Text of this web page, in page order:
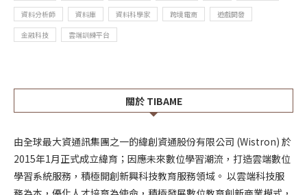
資料分析師
資料庫 資料科學家 跨境電商
遊戲開發
金融科技
雲端訓練平台
關於 TIBAME
由全球最大資通訊集團之一的緯創資通股份有限公司 (Wistron) 於
2015年1月正式成立緯育；因應未來數位學習潮流，打造雲端數位
學習系統服務，積極開創新興科技教育服務領域。 以雲端科技服